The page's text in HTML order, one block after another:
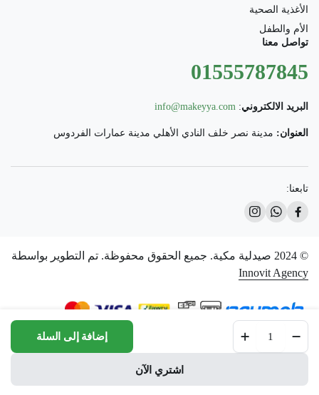
tab
إضافة إلى السلة
اشتري الآن
الأغذية الصحية
الأم والطفل
تواصل معنا
01555787845
البريد الالكتروني:
info@makeyya.com
العنوان: مدينة نصر خلف النادي الأهلي مدينة عمارات الفردوس
تابعنا:
© 2024 صيدلية مكية. جميع الحقوق محفوظة. تم التطوير بواسطة
Innovit Agency